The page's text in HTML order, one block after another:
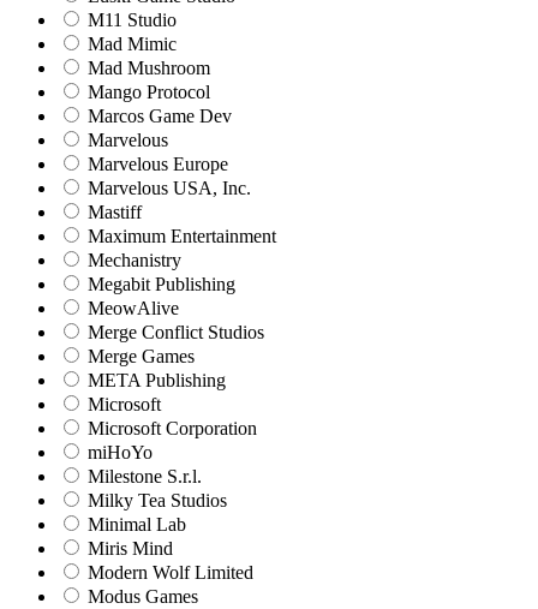
M11 Studio
Mad Mimic
Mad Mushroom
Mango Protocol
Marcos Game Dev
Marvelous
Marvelous Europe
Marvelous USA, Inc.
Mastiff
Maximum Entertainment
Mechanistry
Megabit Publishing
MeowAlive
Merge Conflict Studios
Merge Games
META Publishing
Microsoft
Microsoft Corporation‬
miHoYo
Milestone S.r.l.
Milky Tea Studios
Minimal Lab
Miris Mind
Modern Wolf Limited
Modus Games